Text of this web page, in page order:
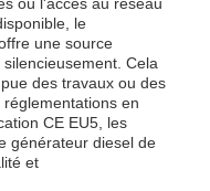
le
une source
Cela
des travaux ou des
en
CE EU5, les
générateur diesel de
et